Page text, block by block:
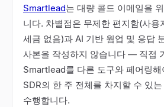
Smartlead는 대량 콜드 이메일을
니다. 차별점은 무제한 편지함(사용
세금 없음)과 AI 기반 웜업 및 응답
사본을 작성하지 않습니다 — 직접
Smartlead를 다른 도구와 페어링
SDR의 한 주 전체를 차지할 수 있
수행합니다.